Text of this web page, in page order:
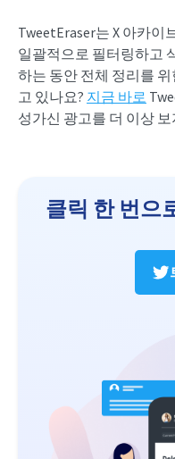
TweetEraser는 X 아카이
일괄적으로 필터링하고
하는 동안 전체 정리를
고 있나요? 지금 바로
성가신 광고를 더 이상 보
클릭 한 번으